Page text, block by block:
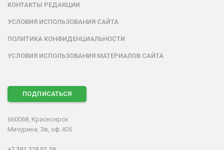
КОНТАКТЫ РЕДАКЦИИ
УСЛОВИЯ ИСПОЛЬЗОВАНИЯ САЙТА
ПОЛИТИКА КОНФИДЕНЦИАЛЬНОСТИ
УСЛОВИЯ ИСПОЛЬЗОВАНИЯ МАТЕРИАЛОВ САЙТА
ПОДПИСАТЬСЯ
660068, Красноярск
Мичурина, 3в, оф.405